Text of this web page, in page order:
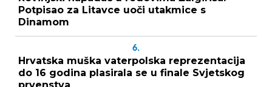
Potpisao za Litavce uoči utakmice s
Dinamom
6.
Hrvatska muška vaterpolska reprezentacija
do 16 godina plasirala se u finale Svjetskog